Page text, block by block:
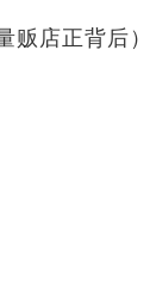
店正背后）